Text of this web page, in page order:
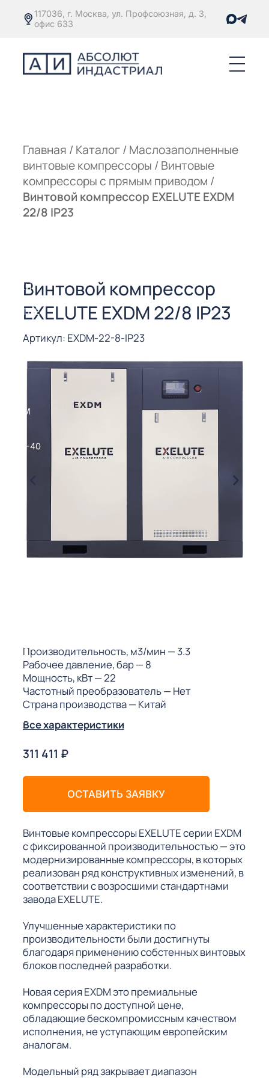
117036, г. Москва, ул. Профсоюзная, д. 3,
офис 633
Главная / Каталог/ Маслозаполненные
винтовые компрессоры / Винтовые
компрессоры с прямым приводом /
Винтовой компрессор EXELUTE EXDM
22/8 IP23
Винтовой компрессор
EXELUTE EXDM 22/8 IP23
Артикул: EXDM-22-8-IP23
Производительность, м3/мин — 3.3
Рабочее давление, бар— 8
Мощность, кВт— 22
Частотный преобразователь— Нет
Страна производства— Китай
Все характеристики
311 411 ₽
ОСТАВИТЬ ЗАЯВКУ
Винтовые компрессоры EXELUTE серии EXDM
с фиксированной производительностью — это
модернизированные компрессоры, в которых
реализован ряд конструктивных изменений, в
соответствии с возросшими стандартнами
завода EXELUTE.
Улучшенные характеристики по
производительности были достигнуты
благодаря применению собстенных винтовых
блоков последней разработки.
Новая серия EXDM это премиальные
компрессоры по доступной цене,
обладающие бескомпромиссным качеством
исполнения, не уступающим европейским
аналогам.
Модельный ряд закрывает диапазон
РЕЗКИ
(3-40
АИ